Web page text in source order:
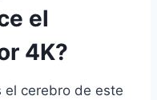
el
4K?
el cerebro de este